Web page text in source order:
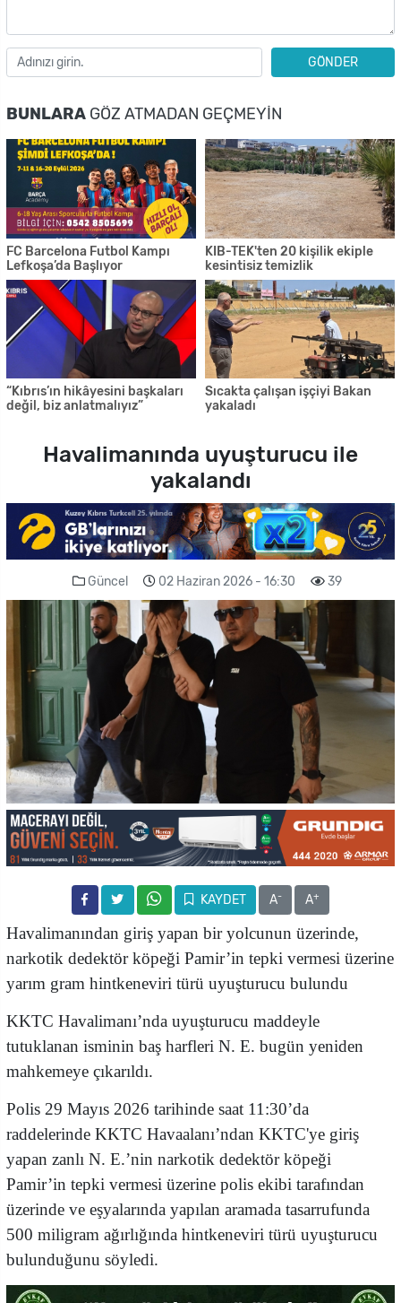
GÖNDER
BUNLARA GÖZ ATMADAN GEÇMEYIN
FC Barcelona Futbol Kampı
Lefkoşa’da Başlıyor
KIB-TEK'ten 20 kişilik ekiple
kesintisiz temizlik
“Kıbrıs’ın hikâyesini başkaları
değil, biz anlatmalıyız”
Sıcakta çalışan işçiyi Bakan
yakaladı
Havalimanında uyuşturucu ile
yakalandı
Güncel 02 Haziran 2026 - 16:30 39
KAYDET A- A+
Havalimanından giriş yapan bir yolcunun üzerinde,
narkotik dedektör köpeği Pamir’in tepki vermesi üzerine
yarım gram hintkeneviri türü uyuşturucu bulundu
KKTC Havalimanı’nda uyuşturucu maddeyle
tutuklanan isminin baş harfleri N. E. bugün yeniden
mahkemeye çıkarıldı.
Polis 29 Mayıs 2026 tarihinde saat 11:30’da
raddelerinde KKTC Havaalanı’ndan KKTC'ye giriş
yapan zanlı N. E.’nin narkotik dedektör köpeği
Pamir’in tepki vermesi üzerine polis ekibi tarafından
üzerinde ve eşyalarında yapılan aramada tasarrufunda
500 miligram ağırlığında hintkeneviri türü uyuşturucu
bulunduğunu söyledi.